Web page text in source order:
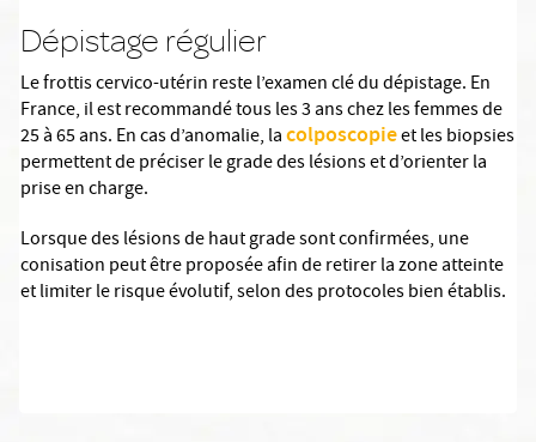
Dépistage régulier
Le frottis cervico-utérin reste l’examen clé du dépistage. En
France, il est recommandé tous les 3 ans chez les femmes de
25 à 65 ans. En cas d’anomalie, lacolposcopieet les biopsies
permettent de préciser le grade des lésions et d’orienter la
prise en charge.
Lorsque des lésions de haut grade sont confirmées, une
conisation peut être proposée afin de retirer la zone atteinte
et limiter le risque évolutif, selon des protocoles bien établis.